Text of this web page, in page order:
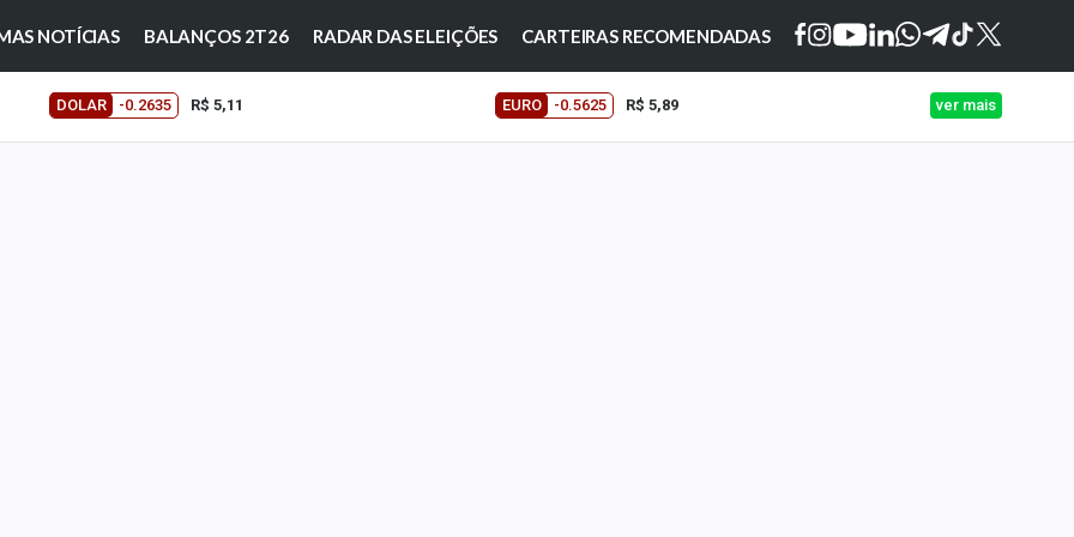
NOTÍCIAS BALANÇOS 2T26 RADAR DAS ELEIÇÕES CARTEIRAS RECOMENDADAS
DOLAR -0.2635 R$ 5,11 EURO -0.5625 R$ 5,89 ver mais